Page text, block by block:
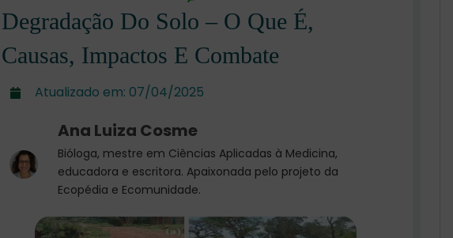
Degradação Do Solo – O Que É,
Causas, Impactos E Combate
Atualizado em: 07/04/2025
Ana Luiza Cosme
Bióloga, mestre em Ciências Aplicadas à Medicina,
educadora e escritora. Apaixonada pelo projeto da
Ecopédia e Ecomunidade.